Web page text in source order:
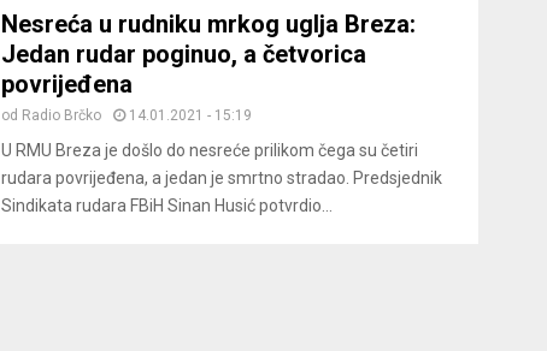
Nesreća u rudniku mrkog uglja Breza:
Jedan rudar poginuo, a četvorica
povrijeđena
od Radio Brčko 14.01.2021 - 15:19
U RMU Breza je došlo do nesreće prilikom čega su četiri
rudara povrijeđena, a jedan je smrtno stradao. Predsjednik
Sindikata rudara FBiH Sinan Husić potvrdio...